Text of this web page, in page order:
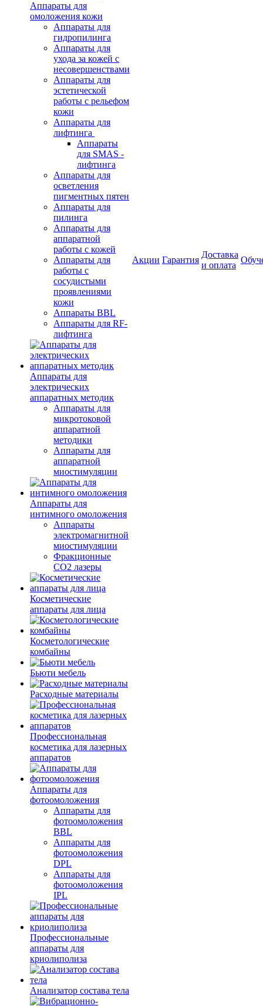
Аппараты для
омоложения кожи
Аппараты для
гидропилинга
Аппараты для
ухода за кожей с
несовершенствами
Аппараты для
эстетической
работы с рельефом
кожи
Аппараты для
лифтинга
Аппараты
для SMAS -
лифтинга
Аппараты для
осветления
пигментных пятен
Аппараты для
пилинга
Аппараты для
аппаратной
работы с кожей
Аппараты для
работы с
сосудистыми
проявлениями
кожи
Аппараты BBL
Аппараты для RF-
лифтинга
Аппараты для
электрических
аппаратных методик
Аппараты для
микротоковой
аппаратной
методики
Аппараты для
аппаратной
миостимуляции
Аппараты для
интимного омоложения
Аппараты
электромагнитной
миостимуляции
Фракционные
CO2 лазеры
Косметические
аппараты для лица
Косметологические
комбайны
Бьюти мебель
Расходные материалы
Профессиональная
косметика для лазерных
аппаратов
Аппараты для
фотоомоложения
Аппараты для
фотоомоложения
BBL
Аппараты для
фотоомоложения
DPL
Аппараты для
фотоомоложения
IPL
Профессиональные
аппараты для
криолиполиза
Анализатор состава тела
Акции Гарантия
Доставка
и оплата